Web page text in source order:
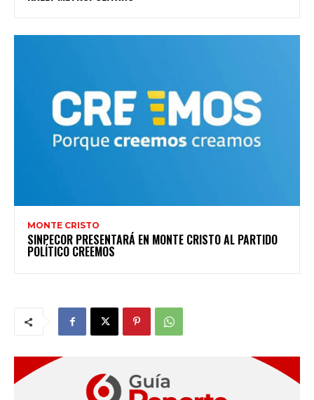
MONTE CRISTO
SINPECOR PRESENTARÁ EN MONTE CRISTO AL PARTIDO
POLÍTICO CREEMOS